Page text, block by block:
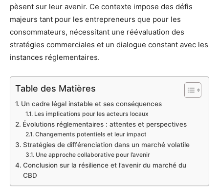
pèsent sur leur avenir. Ce contexte impose des défis
majeurs tant pour les entrepreneurs que pour les
consommateurs, nécessitant une réévaluation des
stratégies commerciales et un dialogue constant avec les
instances réglementaires.
Table des Matières
Un cadre légal instable et ses conséquences
Les implications pour les acteurs locaux
Évolutions réglementaires : attentes et perspectives
Changements potentiels et leur impact
Stratégies de différenciation dans un marché volatile
Une approche collaborative pour l’avenir
Conclusion sur la résilience et l’avenir du marché du
CBD